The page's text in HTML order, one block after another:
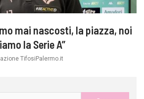
mai nascosti, la piazza, noi
la Serie A”
TifosiPalermo.it